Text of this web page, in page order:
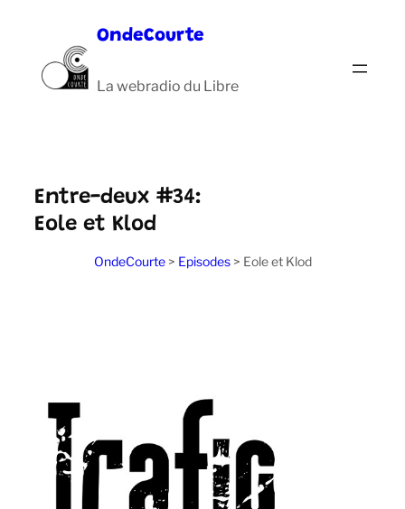
contenu
OndeCourte
La webradio du Libre
Entre-deux #34:
Eole et Klod
OndeCourte> Episodes> Eole et Klod